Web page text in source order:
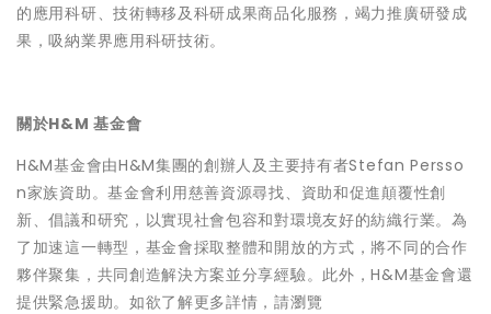
的應用科研、技術轉移及科研成果商品化服務，竭力推廣研發成
果，吸納業界應用科研技術。
關於H&M 基金會
H&M基金會由H&M集團的創辦人及主要持有者Stefan Persso
n家族資助。基金會利用慈善資源尋找、資助和促進顛覆性創
新、倡議和研究，以實現社會包容和對環境友好的紡織行業。為
了加速這一轉型，基金會採取整體和開放的方式，將不同的合作
夥伴聚集，共同創造解決方案並分享經驗。此外，H&M基金會還
提供緊急援助。如欲了解更多詳情，請瀏覽